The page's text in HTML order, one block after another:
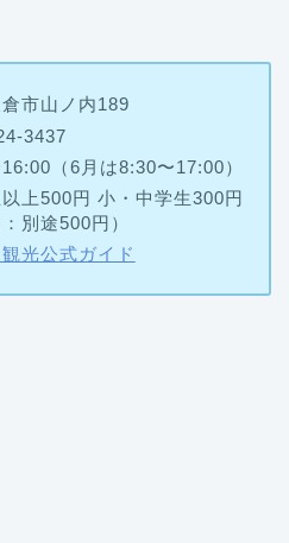
市山ノ内189
3437
（6月は8:30〜17:00）
上500円 小・中学生300円
別途500円）
光公式ガイド